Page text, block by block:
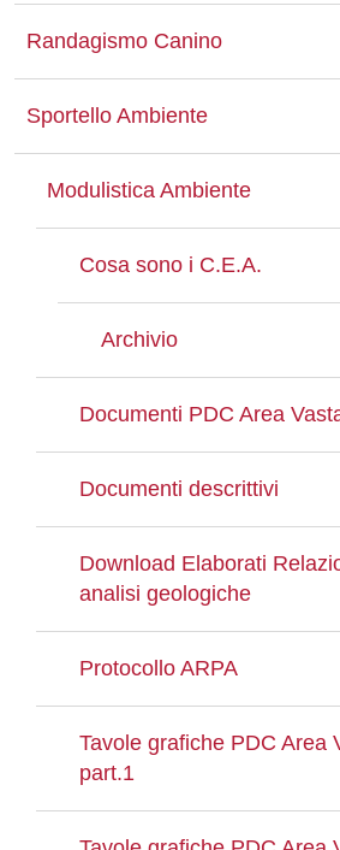
Randagismo Canino
Sportello Ambiente
Modulistica Ambiente
Cosa sono i C.E.A.
Archivio
Documenti PDC Area
Documenti descrittivi
Download Elaborati
analisi geologiche
Protocollo ARPA
Tavole grafiche PDC Area
part.1